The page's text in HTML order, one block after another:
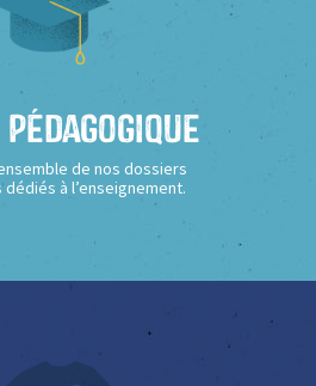
Pédagogique
de nos dossiers
à l’enseignement.